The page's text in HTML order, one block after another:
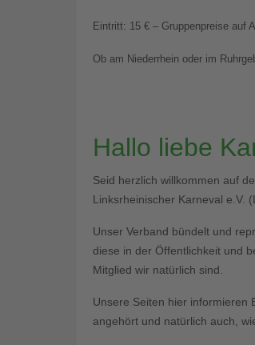
Eintritt: 15 € – Gruppenpreise auf
Ob am Niederrhein oder im
Hallo liebe
Seid herzlich willkommen auf
Linksrheinischer Karneval e.V.
Unser Verband bündelt und
diese in der Öffentlichkeit und
Mitglied wir natürlich sind.
Unsere Seiten hier informieren
angehört und natürlich auch,